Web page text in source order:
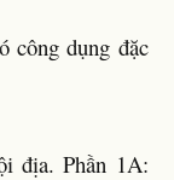
công dụng đặc
địa. Phần 1A: